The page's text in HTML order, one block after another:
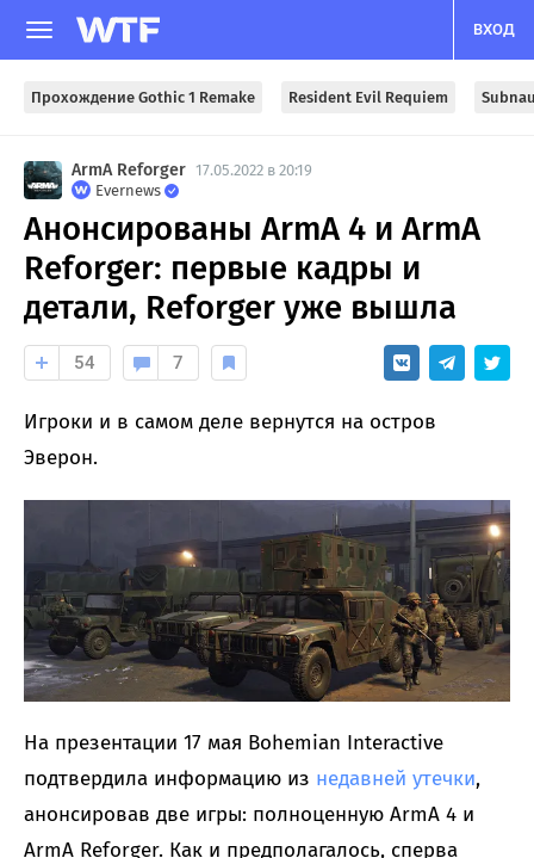
ВХОД
Прохождение Gothic 1 Remake Resident Evil Requiem
ArmA Reforger 17.05.2022 в 20:19
Evernews
Анонсированы ArmA 4 и ArmA
Reforger: первые кадры и
детали, Reforger уже вышла
54 7
Игроки и в самом деле вернутся на остров
Эверон.
На презентации 17 мая Bohemian Interactive
подтвердила информацию из недавней утечки,
анонсировав две игры: полноценную ArmA 4 и
ArmA Reforger. Как и предполагалось, сперва